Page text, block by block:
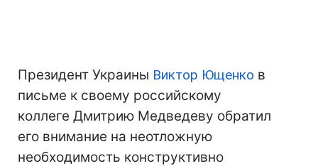
Президент Украины Виктор Ющенко в
письме к своему российскому
коллеге Дмитрию Медведеву обратил
его внимание на неотложную
необходимость конструктивно